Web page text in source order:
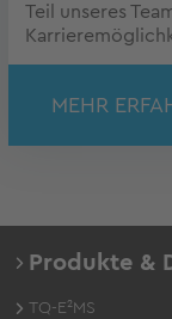
Teil unseres
MEHR
Produkte &
TQ-E²MS